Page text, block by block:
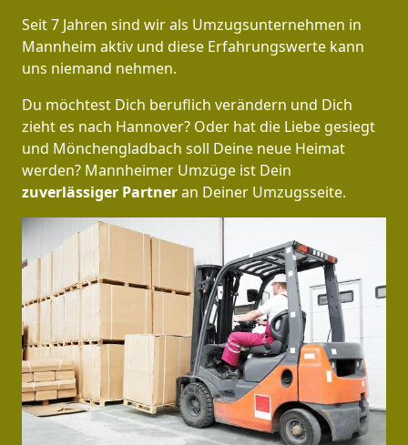
Seit 7 Jahren sind wir als Umzugsunternehmen in
Mannheim aktiv und diese Erfahrungswerte kann
uns niemand nehmen.
Du möchtest Dich beruflich verändern und Dich
zieht es nach Hannover? Oder hat die Liebe gesiegt
und Mönchen­gladbach soll Deine neue Heimat
werden? Mannheimer Umzüge ist Dein
zuverlässiger Partneran Deiner Umzugsseite.